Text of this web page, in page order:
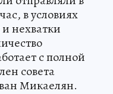
в условиях
нехватки
с полной
совета
Микаелян.